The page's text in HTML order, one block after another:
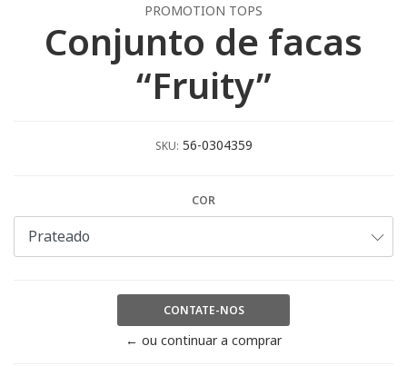
PROMOTION TOPS
Conjunto de facas
“Fruity”
SKU: 56-0304359
COR
CONTATE-NOS
← ou continuar a comprar